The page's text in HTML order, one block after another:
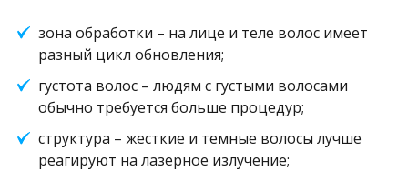
зона обработки – на лице и теле волос имеет
разный цикл обновления;
густота волос – людям с густыми волосами
обычно требуется больше процедур;
структура – ​​жесткие и темные волосы лучше
реагируют на лазерное излучение;